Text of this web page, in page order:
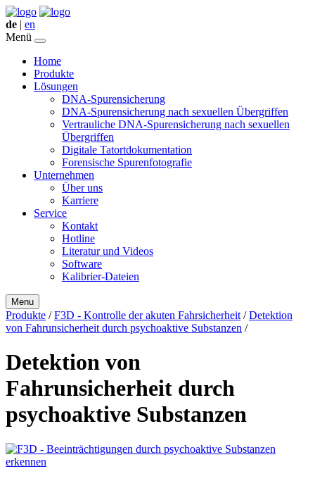
de | en
Menü
Home
Produkte
Lösungen
DNA-Spurensicherung
DNA-Spurensicherung nach sexuellen Übergriffen
Vertrauliche DNA-Spurensicherung nach sexuellen
Übergriffen
Digitale Tatortdokumentation
Forensische Spurenfotografie
Unternehmen
Über uns
Karriere
Service
Kontakt
Hotline
Literatur und Videos
Software
Kalibrier-Dateien
Menu
Produkte /F3D - Kontrolle der akuten Fahrsicherheit /Detektion
von Fahrunsicherheit durch psychoaktive Substanzen /
Detektion von
Fahrunsicherheit durch
psychoaktive Substanzen